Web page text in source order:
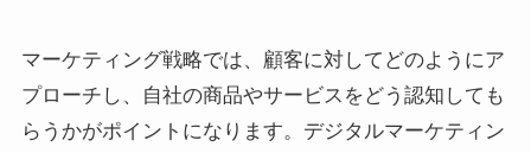
マーケティング戦略では、顧客に対してどのようにア
プローチし、自社の商品やサービスをどう認知しても
らうかがポイントになります。デジタルマーケティン